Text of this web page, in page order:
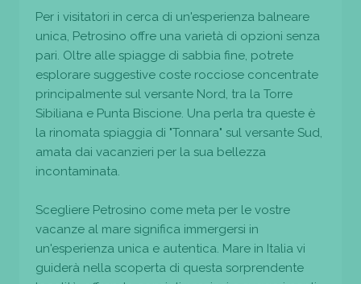
Per i visitatori in cerca di un'esperienza balneare
unica, Petrosino offre una varietà di opzioni senza
pari. Oltre alle spiagge di sabbia fine, potrete
esplorare suggestive coste rocciose concentrate
principalmente sul versante Nord, tra la Torre
Sibiliana e Punta Biscione. Una perla tra queste è
la rinomata spiaggia di "Tonnara" sul versante Sud,
amata dai vacanzieri per la sua bellezza
incontaminata.
Scegliere Petrosino come meta per le vostre
vacanze al mare significa immergersi in
un'esperienza unica e autentica. Mare in Italia vi
guiderà nella scoperta di questa sorprendente